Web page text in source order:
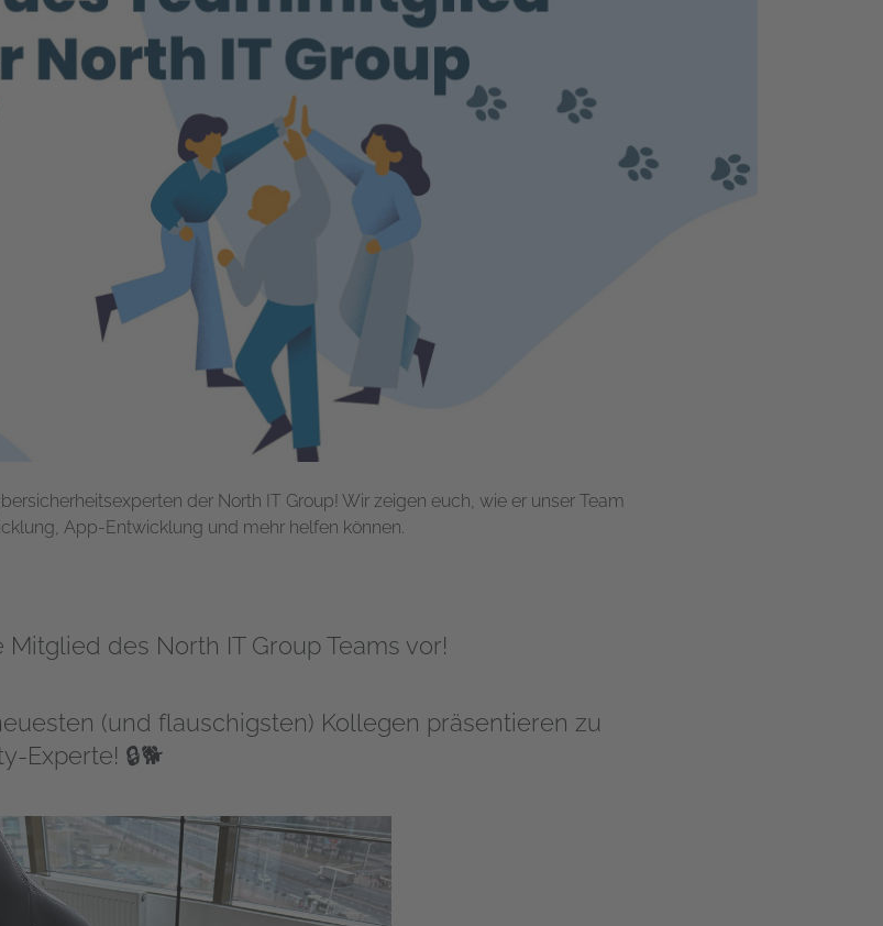
der North IT Group! Wir zeigen euch, wie er unser Team
App-Entwicklung und mehr helfen können.
des North IT Group Teams vor!
(und flauschigsten) Kollegen präsentieren zu
Experte! 🔒🐕